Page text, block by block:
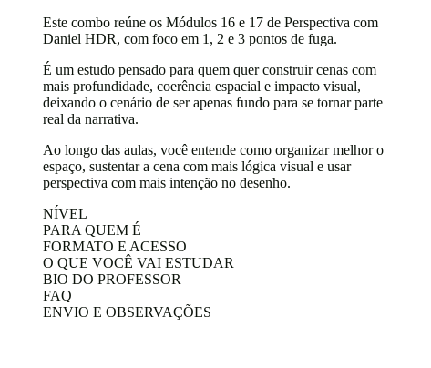
Este combo reúne os Módulos 16 e 17 de Perspectiva com
Daniel HDR, com foco em 1, 2 e 3 pontos de fuga.
É um estudo pensado para quem quer construir cenas com
mais profundidade, coerência espacial e impacto visual,
deixando o cenário de ser apenas fundo para se tornar parte
real da narrativa.
Ao longo das aulas, você entende como organizar melhor o
espaço, sustentar a cena com mais lógica visual e usar
perspectiva com mais intenção no desenho.
NÍVEL
PARA QUEM É
FORMATO E ACESSO
O QUE VOCÊ VAI ESTUDAR
BIO DO PROFESSOR
FAQ
ENVIO E OBSERVAÇÕES